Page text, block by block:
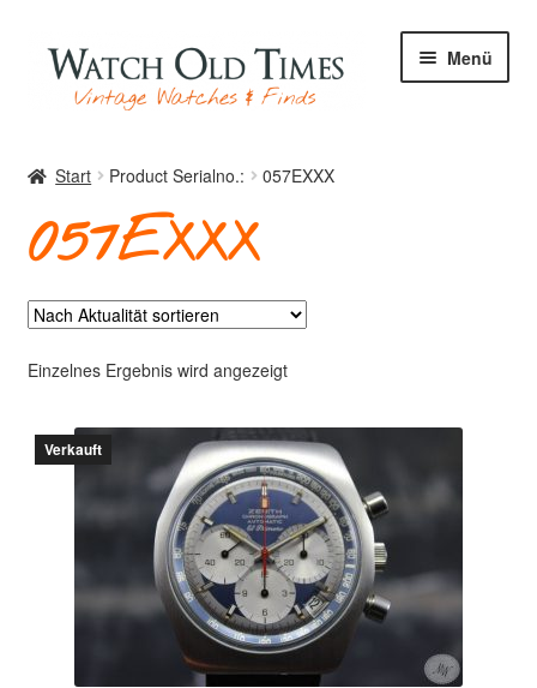
Zur
Navigation
springen
Zum
Inhalt
springen
Menü
Uhren
Archiv
Über mich
Start Product Serialno.: 057EXXX
057EXXX
Einzelnes Ergebnis wird angezeigt
Verkauft